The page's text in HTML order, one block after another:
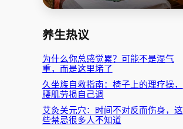
养生热议
为什么你总感觉累？可能不是湿气
重，而是这里堵了
久坐族自救指南：椅子上的理疗操，
腰肌劳损自己调
艾灸关元穴：时间不对反而伤身，这
些禁忌很多人不知道